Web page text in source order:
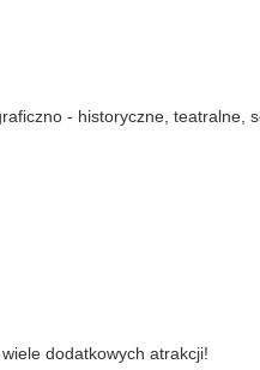
- historyczne, teatralne,
dodatkowych atrakcji!